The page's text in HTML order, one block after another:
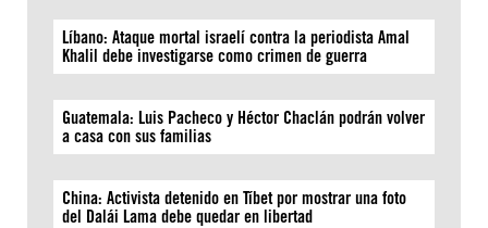
Líbano: Ataque mortal israelí contra la periodista Amal
Khalil debe investigarse como crimen de guerra
Guatemala: Luis Pacheco y Héctor Chaclán podrán volver
a casa con sus familias
China: Activista detenido en Tíbet por mostrar una foto
del Dalái Lama debe quedar en libertad